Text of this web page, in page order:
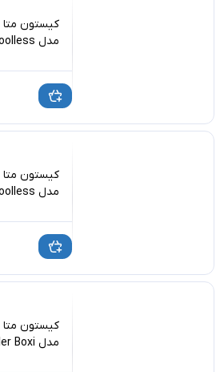
مدل Toolless
مدل Toolless
مدل Coupler Boxi